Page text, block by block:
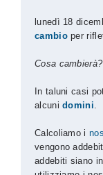
lunedì 18
cambioper
Cosa cambierà?
In taluni casi
alcunidomini.
Calcoliamo i
vengono
addebiti siano